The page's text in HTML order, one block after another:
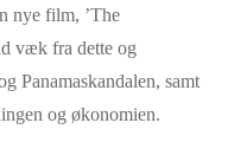
nye film, ’The
væk fra dette og
Panamaskandalen, samt
og økonomien.